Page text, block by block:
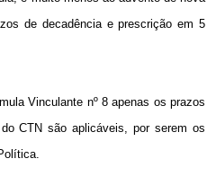
de decadência e prescrição em 5
Vinculante nº 8 apenas os prazos
CTN são aplicáveis, por serem os